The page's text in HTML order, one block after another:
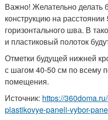
Важно! Желательно делать
конструкцию на
горизонтального шва. В
и пластиковый полоток
Отметки будущей нижней
с шагом 40-50 см по всему
помещения.
Источник: https://
plastikovye-paneli-vybor-